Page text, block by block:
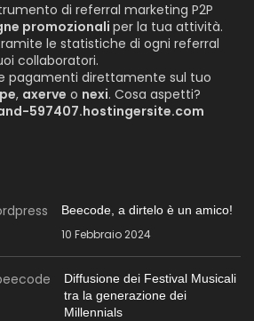
di referral marketing P2P
promozionali per la tua attività.
le statistiche di ogni referral
collaboratori.
pagamenti direttamente sul tuo
, axerve o nexi. Cosa aspetti?
597407.hostingersite.com
Beecode, a dirtelo è un amico!
10 Febbraio 2024
Diffusione dei Festival Musicali
tra la generazione dei
Millennials